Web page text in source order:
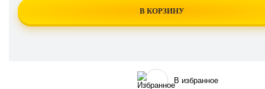
В КОРЗИНУ
В избранное